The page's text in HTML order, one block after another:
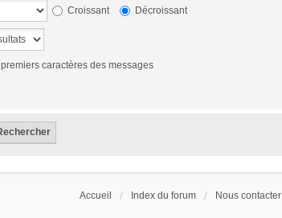
Croissant Décroissant
premiers caractères des messages
Accueil Index du forum Nous contacter